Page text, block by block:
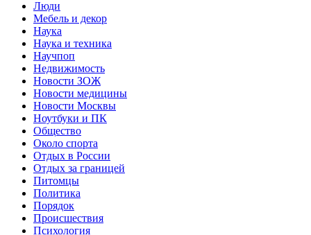
Люди
Мебель и декор
Наука
Наука и техника
Научпоп
Недвижимость
Новости ЗОЖ
Новости медицины
Новости Москвы
Ноутбуки и ПК
Общество
Около спорта
Отдых в России
Отдых за границей
Питомцы
Политика
Порядок
Происшествия
Психология